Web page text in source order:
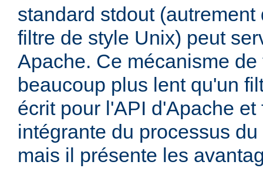
standard stdout
filtre de style Unix) peut
Apache. Ce mécanisme de
beaucoup plus lent qu'un
écrit pour l'API d'Apache et
intégrante du processus
mais il présente les